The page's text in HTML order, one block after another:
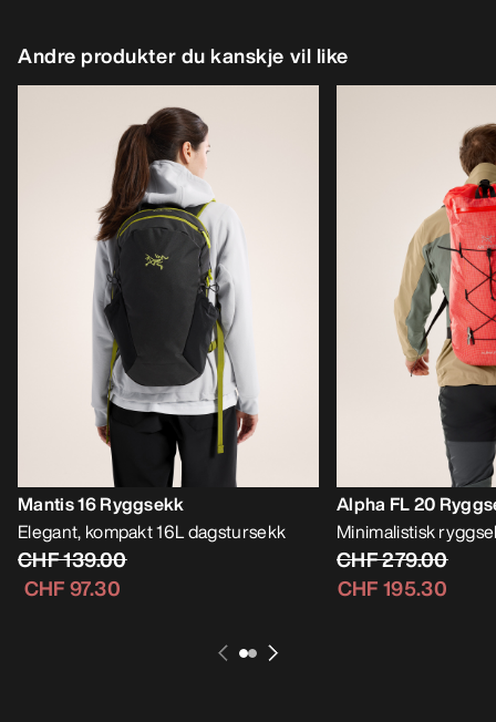
Andre produkter du kanskje vil like
Mantis 16 Ryggsekk
Elegant, kompakt 16L dagstursekk
CHF 139.00
CHF 97.30
Alpha FL 20
Minimalistisk
CHF 279.00
CHF 195.30